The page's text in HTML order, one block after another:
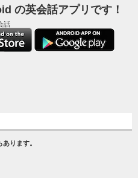
の英会話アプリです！
話
ります。